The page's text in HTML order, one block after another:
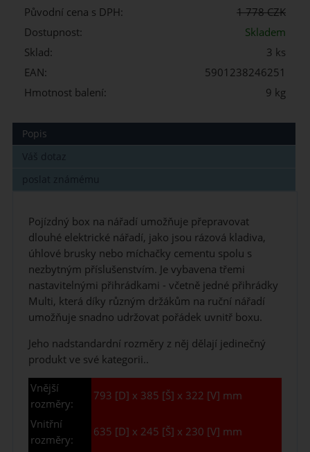
Původní cena s DPH:
1 778 CZK
Dostupnost:
Skladem
Sklad:
3 ks
EAN:
5901238246251
Hmotnost balení:
9 kg
Popis
Váš dotaz
poslat známému
Pojízdný box na nářadí umožňuje přepravovat
dlouhé elektrické nářadí, jako jsou rázová kladiva,
úhlové brusky nebo míchačky cementu spolu s
nezbytným příslušenstvím. Je vybavena třemi
nastavitelnými přihrádkami - včetně jedné přihrádky
Multi, která díky různým držákům na ruční nářadí
umožňuje snadno udržovat pořádek uvnitř boxu.
Jeho nadstandardní rozměry z něj dělají jedinečný
produkt ve své kategorii..
Vnější
rozměry:
793 [D] x 385 [Š] x 322 [V] mm
Vnitřní
rozměry:
635 [D] x 245 [Š] x 230 [V] mm